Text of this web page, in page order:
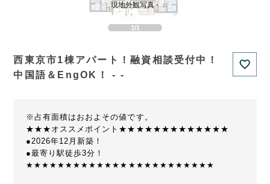
1/1
現地外観写真 -
西東京市1棟アパート！融資相談受付中！
中国語＆EngOK！ - -
※占有面積はおおよその値です。
★★★オススメポイント★★★★★★★★★★★★★
●2026年12月新築！
●最寄り駅徒歩3分！
★★★★★★★★★★★★★★★★★★★★★★★★